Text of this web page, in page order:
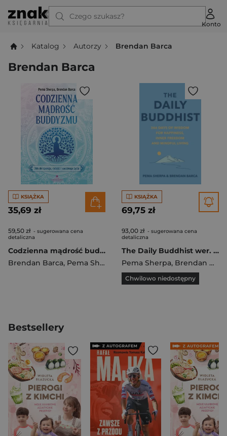
Czego szukasz?
Konto
Katalog Autorzy Brendan Barca
Brendan Barca
KSIĄŻKA
35,69 zł
59,50 zł - sugerowana cena
detaliczna
Codzienna mądrość buddyzmu.366 dni spokoju, radości i uważnego życia
Brendan Barca, Pema Sherpa
KSIĄŻKA
69,75 zł
93,00 zł - sugerowana cena
detaliczna
The Daily Buddhist wer. angielska
Pema Sherpa, Brendan Barca
Chwilowo niedostępny
Bestsellery